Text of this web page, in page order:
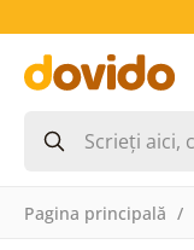
Pagina principală